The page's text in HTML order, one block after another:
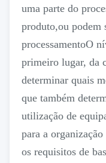
uma parte do
produto,ou podem
processamentoO
primeiro lugar, da
determinar quais
que também
utilização de
para a
os requisitos de